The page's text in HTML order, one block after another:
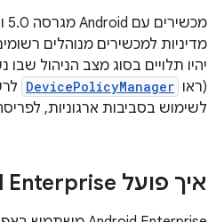
מדיניות למכשירים מנוהלים
(ראו DevicePolicyManager
לשימוש בסביבות ארגוניות,
איך פועל Android Enterprise